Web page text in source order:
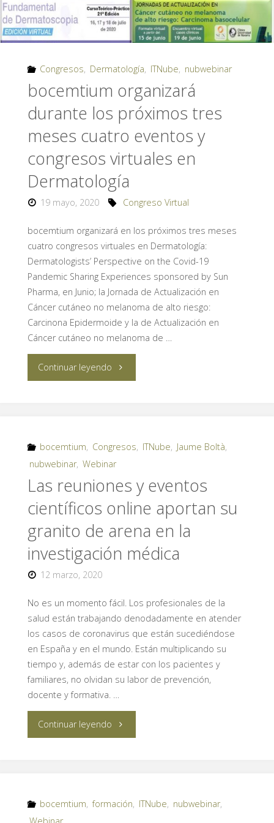
Congresos, Dermatología, ITNube, nubwebinar
bocemtium organizará
durante los próximos tres
meses cuatro eventos y
congresos virtuales en
Dermatología
19 mayo, 2020 Congreso Virtual
bocemtium organizará en los próximos tres meses
cuatro congresos virtuales en Dermatología:
Dermatologists’ Perspective on the Covid-19
Pandemic Sharing Experiences sponsored by Sun
Pharma, en Junio; la Jornada de Actualización en
Cáncer cutáneo no melanoma de alto riesgo:
Carcinona Epidermoide y la de Actualización en
Cáncer cutáneo no melanoma de …
Continuar leyendo "bocemtium
los
cuatro
y
congresos
en
Dermatología"
bocemtium, Congresos, ITNube, Jaume Boltà,
nubwebinar, Webinar
Las reuniones y eventos
científicos online aportan su
granito de arena en la
investigación médica
12 marzo, 2020
No es un momento fácil. Los profesionales de la
salud están trabajando denodadamente en atender
los casos de coronavirus que están sucediéndose
en España y en el mundo. Están multiplicando su
tiempo y, además de estar con los pacientes y
familiares, no olvidan su labor de prevención,
docente y formativa. …
Continuar leyendo "Las
eventos
bocemtium, formación, ITNube, nubwebinar,